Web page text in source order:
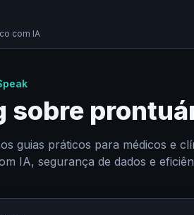
com IA
sobre
guias práticos para médicos e
IA, segurança de dados e